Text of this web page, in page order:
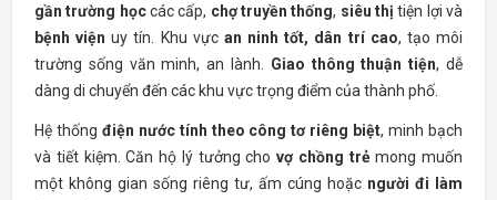
gần trường họccác cấp, chợ truyền thống, siêu thị tiện lợi và
bệnh viện uy tín. Khu vực an ninh tốt, dân trí cao, tạo môi
trường sống văn minh, an lành. Giao thông thuận tiện, dễ
dàng di chuyển đến các khu vực trọng điểm của thành phố.
Hệ thống điện nước tính theo công tơ riêng biệt, minh bạch
và tiết kiệm. Căn hộ lý tưởng cho vợ chồng trẻmong muốn
một không gian sống riêng tư, ấm cúng hoặc người đi làm